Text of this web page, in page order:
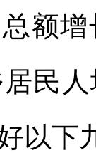
额
民
以下